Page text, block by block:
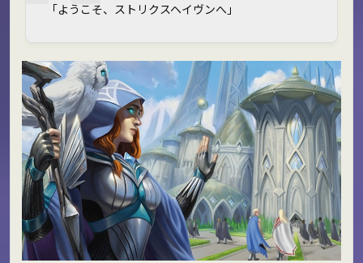
「ようこそ、ストリクスヘイヴンへ」